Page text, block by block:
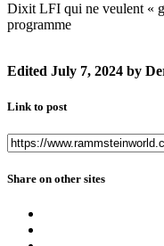
Dixit LFI qui ne veulent «
programme
Edited July 7, 2024 by
Link to post
Share on other sites